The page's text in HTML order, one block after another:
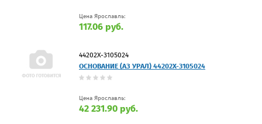
Цена Ярославль:
117.06 руб.
44202Х-3105024
ОСНОВАНИЕ (АЗ УРАЛ) 44202Х-3105024
Цена Ярославль:
42 231.90 руб.